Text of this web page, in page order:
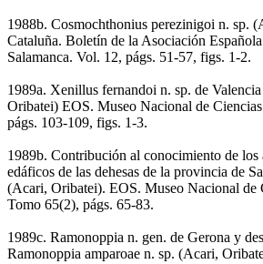
1988b. Cosmochthonius perezinigoi n. sp.
Cataluña. Boletín de la Asociación
Salamanca. Vol. 12, págs. 51-57, figs. 1-2.
1989a. Xenillus fernandoi n. sp. de
Oribatei) EOS. Museo Nacional de
págs. 103-109, figs. 1-3.
1989b. Contribución al conocimiento de los
edáficos de las dehesas de la provincia de
(Acari, Oribatei). EOS. Museo Nacional de
Tomo 65(2), págs. 65-83.
1989c. Ramonoppia n. gen. de Gerona y
Ramonoppia amparoae n. sp. (Acari,